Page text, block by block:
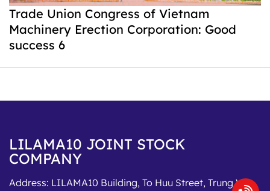
Trade Union Congress of Vietnam
Machinery Erection Corporation: Good
success 6
LILAMA10 JOINT STOCK
COMPANY
Address: LILAMA10 Building, To Huu Street, Trung Van